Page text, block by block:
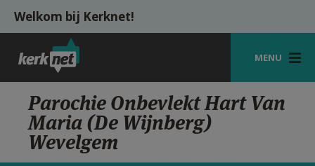
Overslaan en naar de inhoud gaan
Welkom bij Kerknet!
MENU
STARTPAGINA
KERK
VIERINGEN
Parochie Onbevlekt Hart Van
Maria (De Wijnberg)
Wevelgem